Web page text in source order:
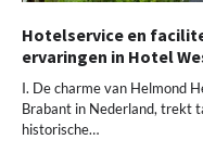
Hotelservice en
ervaringen in Hotel
I. De charme van Helmond
Brabant in Nederland, trekt
historische…